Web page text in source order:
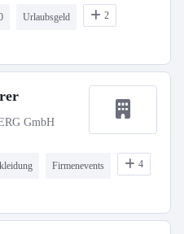
Urlaubsgeld 2
GmbH
Firmenevents 4